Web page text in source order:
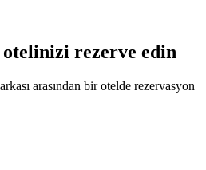
rezerve edin
arasından bir otelde rezervasyon